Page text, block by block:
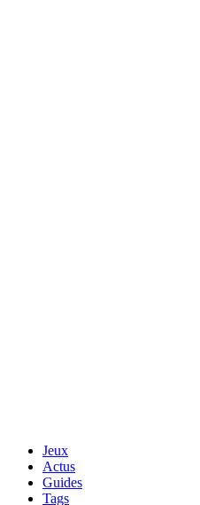
Jeux
Actus
Guides
Tags